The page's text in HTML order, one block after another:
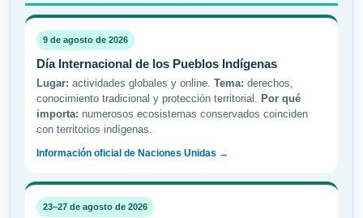
9 de agosto de 2026
Día Internacional de los Pueblos Indígenas
Lugar: actividades globales y online. Tema: derechos,
conocimiento tradicional y protección territorial. Por qué
importa: numerosos ecosistemas conservados coinciden
con territorios indígenas.
Información oficial de Naciones Unidas →
23–27 de agosto de 2026